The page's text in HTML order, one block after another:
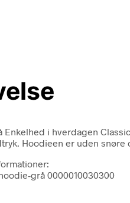
Enkelhed i hverdagen
Hoodieen er uden snøre
grå 0000010030300